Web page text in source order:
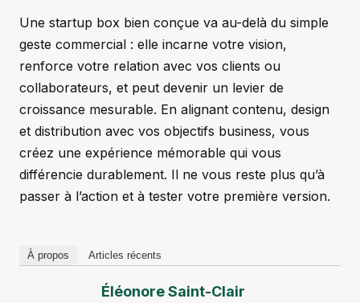
Une startup box bien conçue va au-delà du simple
geste commercial : elle incarne votre vision,
renforce votre relation avec vos clients ou
collaborateurs, et peut devenir un levier de
croissance mesurable. En alignant contenu, design
et distribution avec vos objectifs business, vous
créez une expérience mémorable qui vous
différencie durablement. Il ne vous reste plus qu’à
passer à l’action et à tester votre première version.
À propos Articles récents
Éléonore Saint-Clair